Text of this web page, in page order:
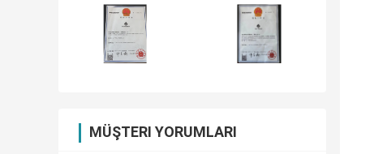
MÜŞTERI YORUMLARI